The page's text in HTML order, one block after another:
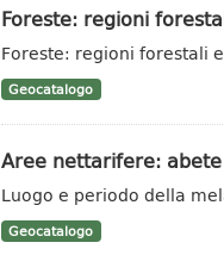
Foreste: regioni
Foreste: regioni forestali
Geocatalogo
Aree nettarifere:
Luogo e periodo della
Geocatalogo